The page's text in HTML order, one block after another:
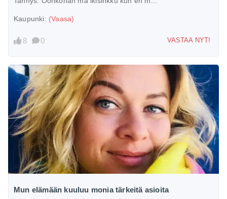
Kaupunki: (Vaasa)
8 0 VASTAA NYT!
Mun elämään kuuluu monia tärkeitä asioita